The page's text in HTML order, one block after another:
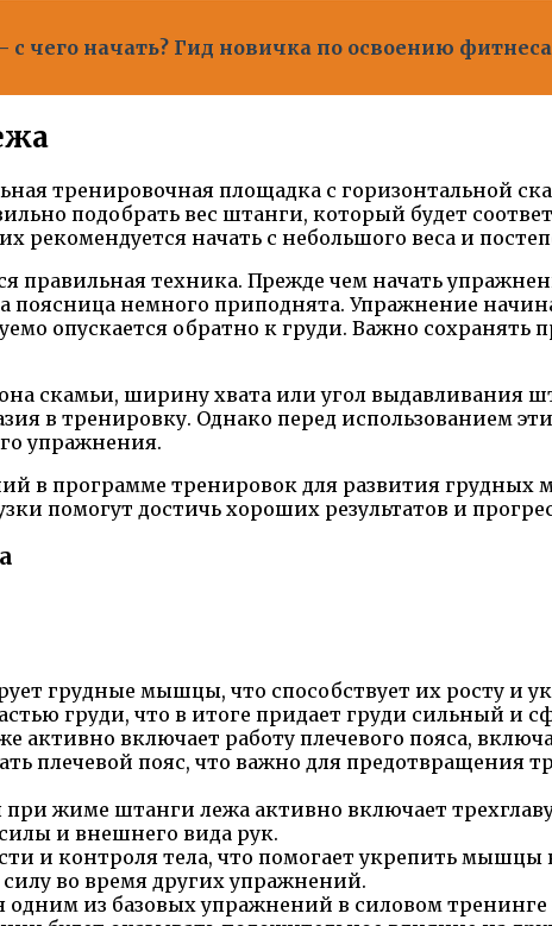
чего начать? Гид новичка по освоению
тренировочная площадка с горизонтальной
подобрать вес штанги, который будет
начать с небольшого веса и
техника. Прежде чем начать
немного приподнята. Упражнение
опускается обратно к груди. Важно
скамьи, ширину хвата или угол выдавливания
в тренировку. Однако перед использованием
упражнения.
в программе тренировок для развития грудных
помогут достичь хороших результатов и
грудные мышцы, что способствует их росту и
груди, что в итоге придает груди сильный и
включает работу плечевого пояса,
плечевой пояс, что важно для
жиме штанги лежа активно включает
и внешнего вида рук.
и контроля тела, что помогает укрепить мышцы
во время других упражнений.
из базовых упражнений в силовом тренинге